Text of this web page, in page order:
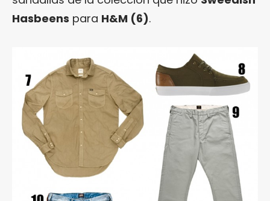
Hasbeens para H&M (6).